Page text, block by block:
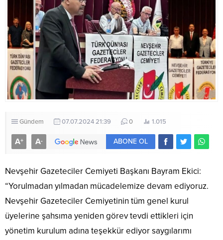
Gündem 07.07.2024 21:39 0 1.015
A+ A- ABONE OL
Nevşehir Gazeteciler Cemiyeti Başkanı Bayram Ekici:
“Yorulmadan yılmadan mücadelemize devam ediyoruz.
Nevşehir Gazeteciler Cemiyetinin tüm genel kurul
üyelerine şahsıma yeniden görev tevdi ettikleri için
yönetim kurulum adına teşekkür ediyor saygılarımı